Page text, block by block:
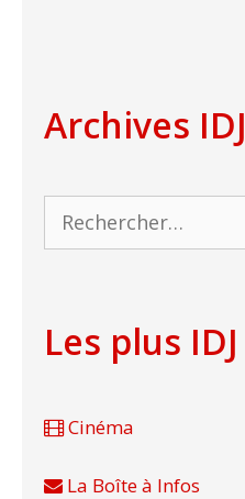
Archives IDJ
Rechercher :
Les plus IDJ
Cinéma
La Boîte à Infos